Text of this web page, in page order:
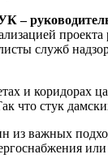
руководитель
служб
и коридорах
что стук
из важных